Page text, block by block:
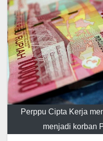
Perppu Cipta Kerja
menjadi korban